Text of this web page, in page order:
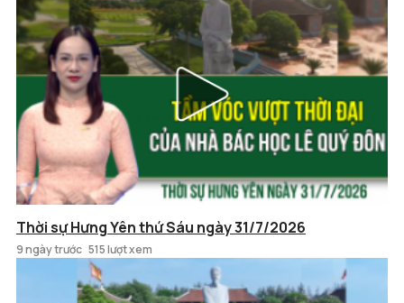
Thời sự Hưng Yên thứ Sáu ngày 31/7/2026
9 ngày trước 515 lượt xem